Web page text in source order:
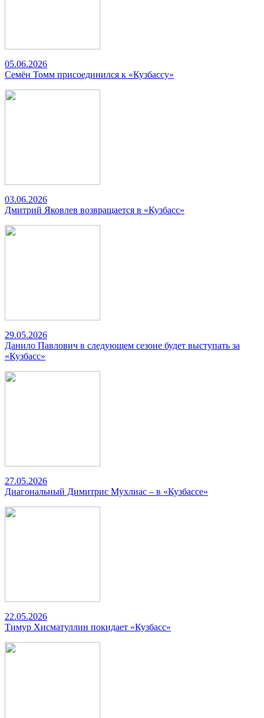
05.06.2026
Семён Томм присоединился к «Кузбассу»
03.06.2026
Дмитрий Яковлев возвращается в «Кузбасс»
29.05.2026
Данило Павлович в следующем сезоне будет выступать за
«Кузбасс»
27.05.2026
Диагональный Димитрис Мухлиас – в «Кузбассе»
22.05.2026
Тимур Хисматуллин покидает «Кузбасс»